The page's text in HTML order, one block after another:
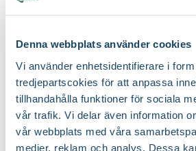
Denna webbplats använder cookies
Vi använder enhetsidentifierare i
tredjepartscokies för att anpassa
tillhandahålla funktioner för sociala
vår trafik. Vi delar även information
vår webbplats med våra
medier, reklam och analys. Dessa
Rosgödsel
Blomsterlandet PRO
90
Nelson